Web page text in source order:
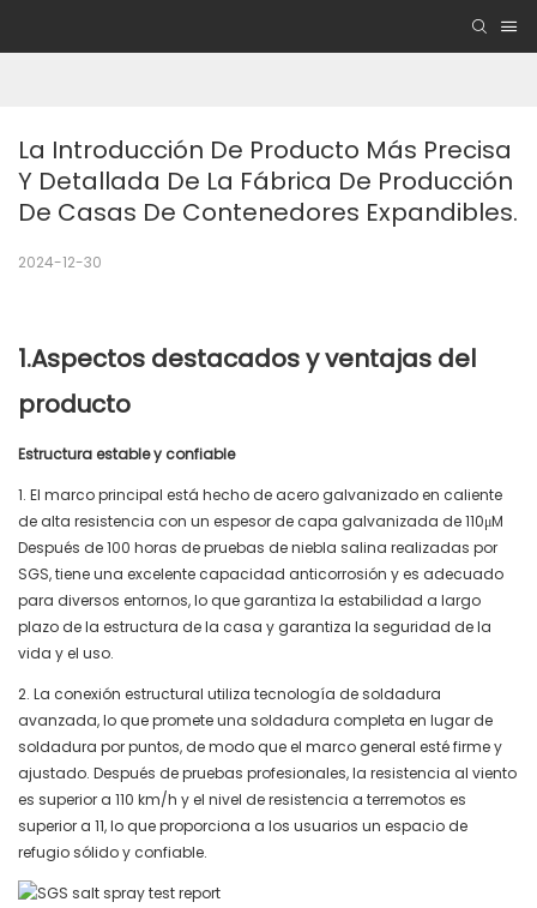
La Introducción De Producto Más Precisa
Y Detallada De La Fábrica De Producción
De Casas De Contenedores Expandibles.
2024-12-30
1.Aspectos destacados y ventajas del
producto
Estructura estable y confiable
1. El marco principal está hecho de acero galvanizado en caliente
de alta resistencia con un espesor de capa galvanizada de 110μM
Después de 100 horas de pruebas de niebla salina realizadas por
SGS, tiene una excelente capacidad anticorrosión y es adecuado
para diversos entornos, lo que garantiza la estabilidad a largo
plazo de la estructura de la casa y garantiza la seguridad de la
vida y el uso.
2. La conexión estructural utiliza tecnología de soldadura
avanzada, lo que promete una soldadura completa en lugar de
soldadura por puntos, de modo que el marco general esté firme y
ajustado. Después de pruebas profesionales, la resistencia al viento
es superior a 110 km/h y el nivel de resistencia a terremotos es
superior a 11, lo que proporciona a los usuarios un espacio de
refugio sólido y confiable.